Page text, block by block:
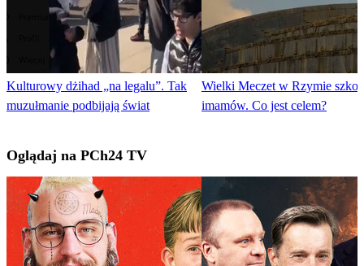
Kulturowy dżihad „na legalu”. Tak
muzułmanie podbijają świat
Wielki Meczet w Rzymie szkoli
imamów. Co jest celem?
Oglądaj na PCh24 TV